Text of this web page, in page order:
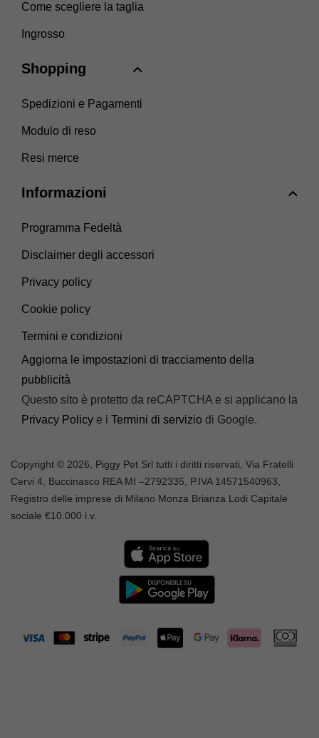
Come scegliere la taglia
Ingrosso
Shopping
Spedizioni e Pagamenti
Modulo di reso
Resi merce
Informazioni
Programma Fedeltà
Disclaimer degli accessori
Privacy policy
Cookie policy
Termini e condizioni
Aggiorna le impostazioni di tracciamento della
pubblicità
Questo sito è protetto da reCAPTCHA e si applicano la
Privacy Policy e i Termini di servizio di Google.
Copyright © 2026, Piggy Pet Srl tutti i diritti riservati, Via Fratelli
Cervi 4, Buccinasco REA MI –2792335 , P.IVA 14571540963,
Registro delle imprese di Milano Monza Brianza Lodi Capitale
sociale €10.000 i.v.